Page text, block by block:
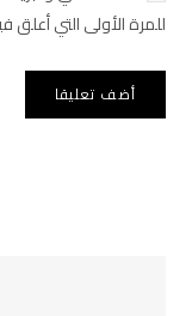
للمرة الأولى التي أعلق